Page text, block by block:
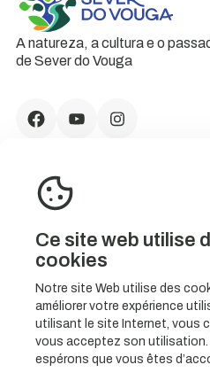
Ce site web utilise
cookies
Notre site Web utilise des
améliorer votre expérience
utilisant le site Internet, vous
vous acceptez son utilisation.
espérons que vous êtes
A natureza, a cultura e o
de Sever do Vouga
CONTACTS